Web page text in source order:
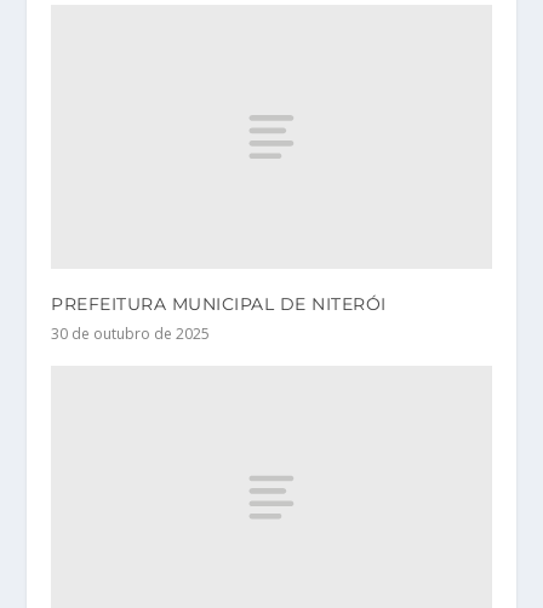
PREFEITURA MUNICIPAL DE NITERÓI
30 de outubro de 2025